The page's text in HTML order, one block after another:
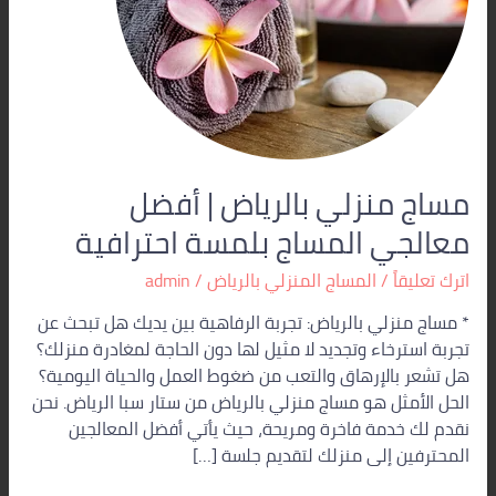
مساج منزلي بالرياض | أفضل
معالجي المساج بلمسة احترافية
اترك تعليقاً/المساج المنزلي بالرياض/
admin
* مساج منزلي بالرياض: تجربة الرفاهية بين يديك هل تبحث عن
تجربة استرخاء وتجديد لا مثيل لها دون الحاجة لمغادرة منزلك؟
هل تشعر بالإرهاق والتعب من ضغوط العمل والحياة اليومية؟
الحل الأمثل هو مساج منزلي بالرياض من ستار سبا الرياض. نحن
نقدم لك خدمة فاخرة ومريحة، حيث يأتي أفضل المعالجين
المحترفين إلى منزلك لتقديم جلسة […]
احترافية